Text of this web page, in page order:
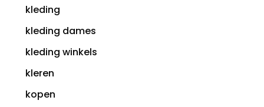
kleding
kleding dames
kleding winkels
kleren
kopen